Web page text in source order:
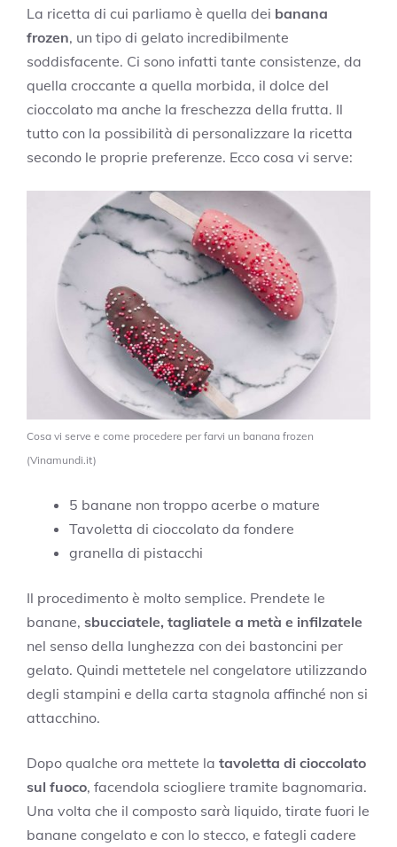
La ricetta di cui parliamo è quella dei banana
frozen, un tipo di gelato incredibilmente
soddisfacente. Ci sono infatti tante consistenze, da
quella croccante a quella morbida, il dolce del
cioccolato ma anche la freschezza della frutta. Il
tutto con la possibilità di personalizzare la ricetta
secondo le proprie preferenze. Ecco cosa vi serve:
Cosa vi serve e come procedere per farvi un banana frozen
(Vinamundi.it)
5 banane non troppo acerbe o mature
Tavoletta di cioccolato da fondere
granella di pistacchi
Il procedimento è molto semplice. Prendete le
banane, sbucciatele, tagliatele a metà e infilzatele
nel senso della lunghezza con dei bastoncini per
gelato. Quindi mettetele nel congelatore utilizzando
degli stampini e della carta stagnola affinché non si
attacchino.
Dopo qualche ora mettete la tavoletta di cioccolato
sul fuoco, facendola sciogliere tramite bagnomaria.
Una volta che il composto sarà liquido, tirate fuori le
banane congelato e con lo stecco, e fategli cadere